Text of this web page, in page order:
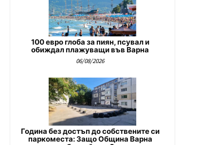
100 евро глоба за пиян, псувал и
обиждал плажуващи във Варна
06/08/2026
Година без достъп до собствените си
паркоместа: Защо Община Варна